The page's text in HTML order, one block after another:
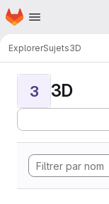
Passer au contenu principal
Page d'accueil
ExplorerSujets3D
3 3D